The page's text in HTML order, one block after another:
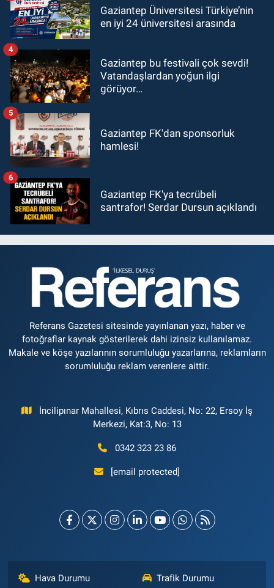
Gaziantep Üniversitesi Türkiye’nin
en iyi 24 üniversitesi arasında
Gaziantep bu festivali çok sevdi!
Vatandaşlardan yoğun ilgi
görüyor…
4
Gaziantep FK'dan sponsorluk
hamlesi!
5
Gaziantep FK'ya tecrübeli
santrafor! Serdar Dursun açıklandı
6
Referans Gazetesi sitesinde yayınlanan yazı, haber ve
fotoğraflar kaynak gösterilerek dahi izinsiz kullanılamaz.
Makale ve köşe yazılarının sorumluluğu yazarlarına, reklamların
sorumluluğu reklam verenlere aittir.
İncilipınar Mahallesi, Kıbrıs Caddesi, No: 22, Ersoy İş
Merkezi, Kat:3, No: 13
0342 323 23 86
[email protected]
Hava Durumu Trafik Durumu